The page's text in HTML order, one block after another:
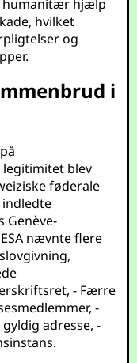
humanitær hjælp
hvilket
og
i
blev
føderale
indledte
Genève-
nævnte flere
- Færre
-
adresse, -